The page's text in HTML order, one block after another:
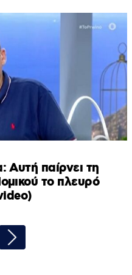
Αυτή παίρνει τη
το πλευρό